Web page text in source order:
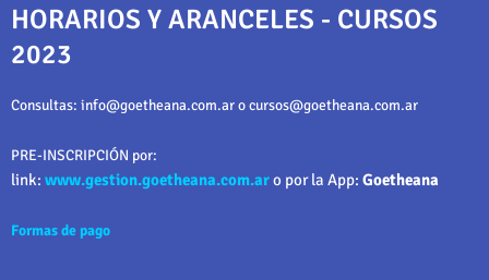
HORARIOS Y ARANCELES - CURSOS
2023
Consultas: info@goetheana.com.ar o cursos@goetheana.com.ar
PRE-INSCRIPCIÓN por:
link: www.gestion.goetheana.com.aro por la App: Goetheana
Formas de pago